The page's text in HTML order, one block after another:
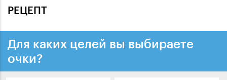
РЕЦЕПТ
Для каких целей вы выбираете
очки?